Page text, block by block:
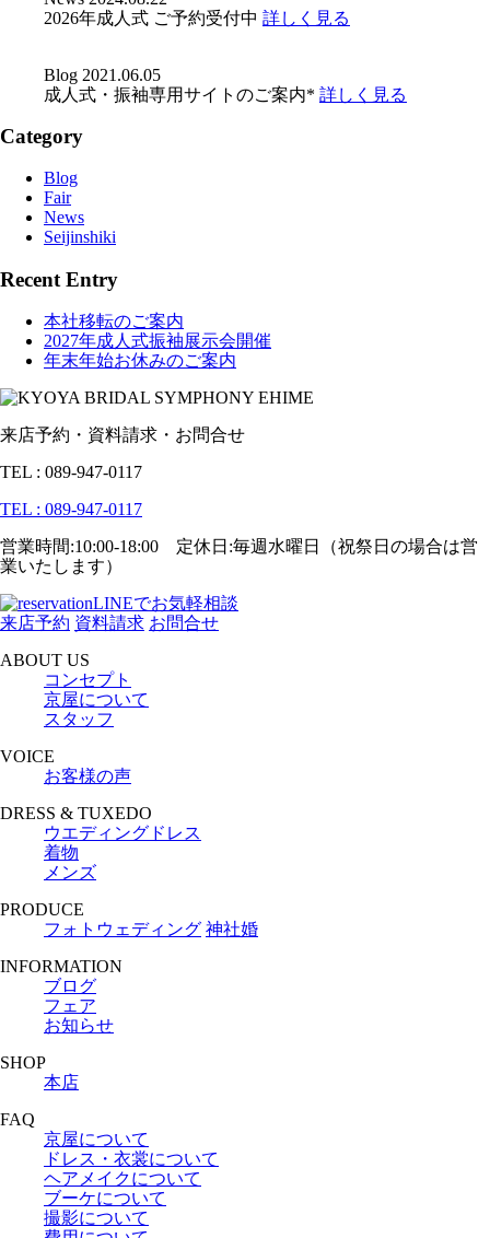
2026年成人式 ご予約受付中 詳しく見る
Blog 2021.06.05
成人式・振袖専用サイトのご案内* 詳しく見る
Category
Blog
Fair
News
Seijinshiki
Recent Entry
本社移転のご案内
2027年成人式振袖展示会開催
年末年始お休みのご案内
来店予約・資料請求・お問合せ
TEL : 089-947-0117
TEL : 089-947-0117
営業時間:10:00-18:00 定休日:毎週水曜日（祝祭日の場合は営
業いたします）
LINEでお気軽相談
来店予約 資料請求 お問合せ
ABOUT US
コンセプト
京屋について
スタッフ
VOICE
お客様の声
DRESS & TUXEDO
ウエディングドレス
着物
メンズ
PRODUCE
フォトウェディング 神社婚
INFORMATION
ブログ
フェア
お知らせ
SHOP
本店
FAQ
京屋について
ドレス・衣裳について
ヘアメイクについて
ブーケについて
撮影について